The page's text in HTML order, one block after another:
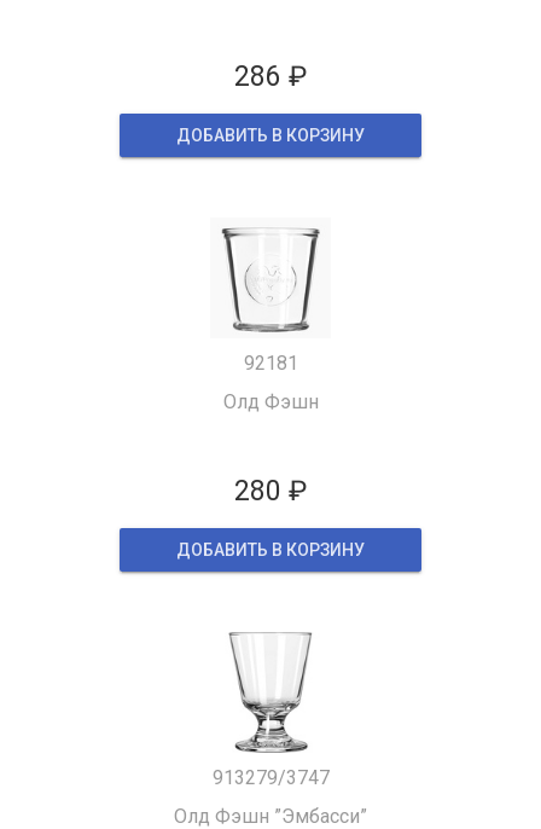
286 ₽
ДОБАВИТЬ В КОРЗИНУ
92181
Олд Фэшн
280 ₽
ДОБАВИТЬ В КОРЗИНУ
913279/3747
Олд Фэшн ”Эмбасси”